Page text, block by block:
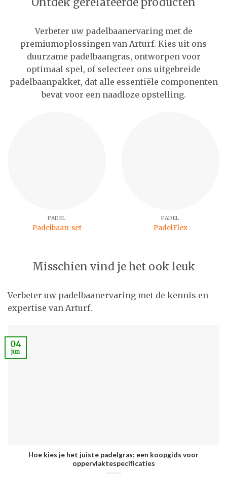
Verbeter uw padelbaanervaring met de
premiumoplossingen van Arturf. Kies uit ons
duurzame padelbaangras, ontworpen voor
optimaal spel, of selecteer ons uitgebreide
padelbaanpakket, dat alle essentiële componenten
bevat voor een naadloze opstelling.
PADEL
Padelbaan-set
PADEL
PadelFlex
Misschien vind je het ook leuk
Verbeter uw padelbaanervaring met de kennis en
expertise van Arturf.
Hoe kies je het juiste padelgras: een koopgids voor
oppervlaktespecificaties
04
jun